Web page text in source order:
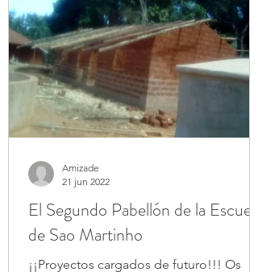
El Segundo Pabellón de la Escuela
de Sao Martinho
¡¡Proyectos cargados de futuro!!! Os
Amizade
21 jun 2022